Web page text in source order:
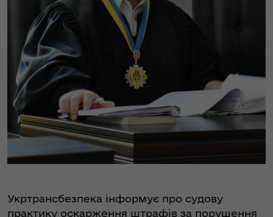
Укртрансбезпека інформує про судову
практику оскарження штрафів за порушення